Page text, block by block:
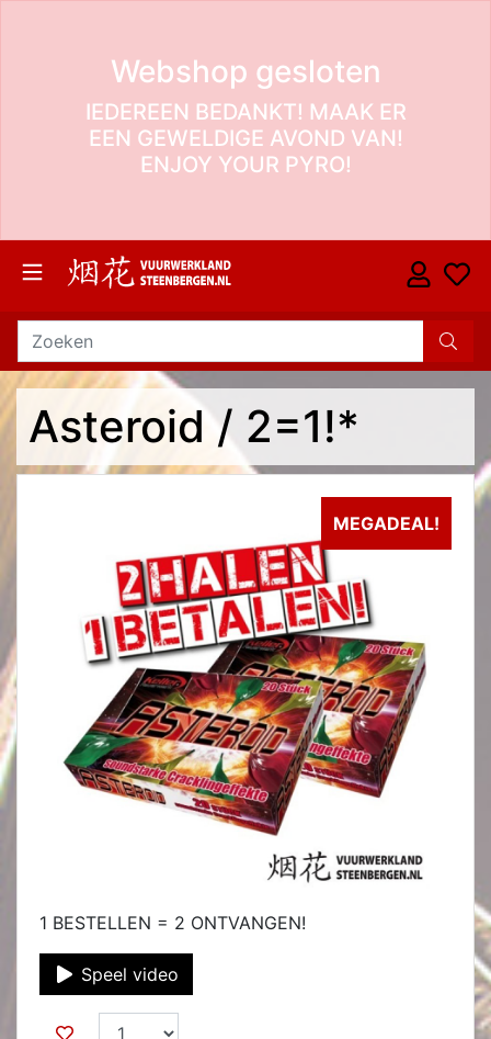
Webshop gesloten
IEDEREEN BEDANKT! MAAK ER
EEN GEWELDIGE AVOND VAN!
ENJOY YOUR PYRO!
Asteroid / 2=1!*
MEGADEAL!
1 BESTELLEN = 2 ONTVANGEN!
Speel video